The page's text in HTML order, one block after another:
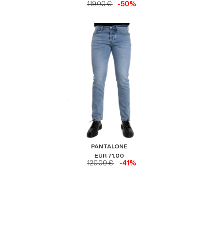
119.00 € -50%
PANTALONE
EUR 71.00
120.00 € -41%